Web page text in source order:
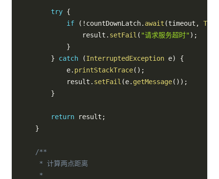
try {
if
( ! countDownLatch. await (timeout ,
                result
. setFail ( "请求服务超时") ;
}
}
catch (InterruptedException e)
{
            e
. printStackTrace( ) ;
            result
. setFail (e. getMessage( ) ) ;
}
return result ;
}
/**
     * 计算两点距离
     *